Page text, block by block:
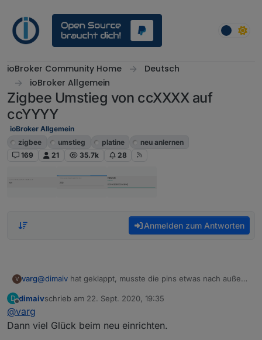
ioBroker Community Home
Deutsch
ioBroker Allgemein
Zigbee Umstieg von ccXXXX auf
ccYYYY
ioBroker Allgemein
zigbee
umstieg platine
neu anlernen
169
21 35.7k 28
Anmelden zum Antworten
V varg@dimaiv hat geklappt, musste die pins etwas nach außen
thx für den support !!!!
D dimaivschrieb am 22. Sept. 2020, 19:35
zuletzt editiert von
@varg
Dann viel Glück beim neu einrichten.